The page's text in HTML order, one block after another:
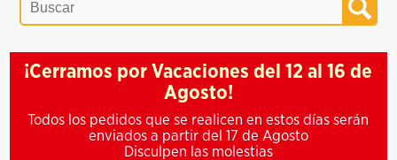
¡Cerramos por Vacaciones del 12 al 16 de
Agosto!
Todos los pedidos que se realicen en estos días serán
enviados a partir del 17 de Agosto
Disculpen las molestias